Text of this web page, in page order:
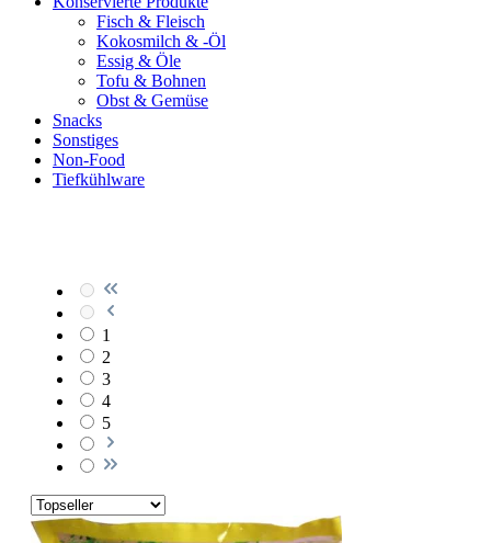
Fisch & Fleisch
Kokosmilch & -Öl
Essig & Öle
Tofu & Bohnen
Obst & Gemüse
Snacks
Sonstiges
Non-Food
Tiefkühlware
1
2
3
4
5